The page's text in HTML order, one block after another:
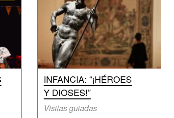
INFANCIA: “¡HÉROES
Y DIOSES!”
Visitas guiadas